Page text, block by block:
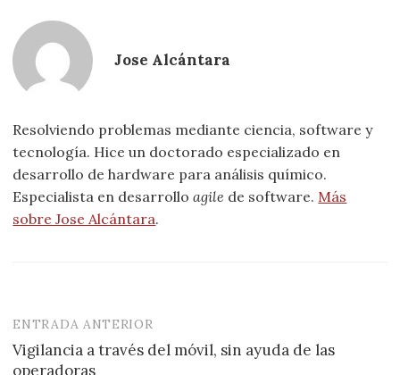
Jose Alcántara
Resolviendo problemas mediante ciencia, software y
tecnología. Hice un doctorado especializado en
desarrollo de hardware para análisis químico.
Especialista en desarrolloagile de software. Más
sobre Jose Alcántara.
Navegación
de
ENTRADA ANTERIOR
Vigilancia a través del móvil, sin ayuda de las
operadoras